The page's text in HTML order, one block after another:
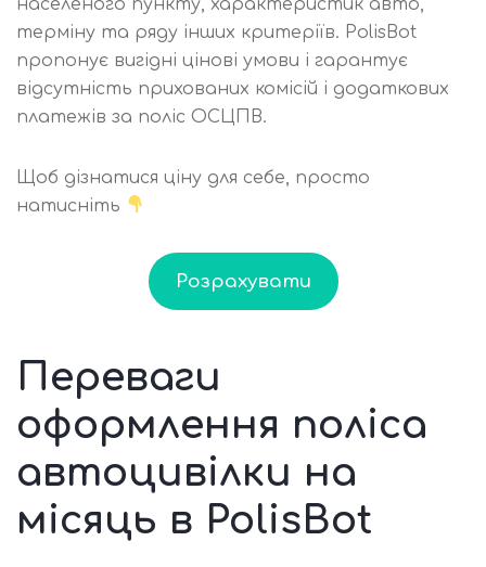
населеного пункту, характеристик авто,
терміну та ряду інших критеріїв. PolisBot
пропонує вигідні цінові умови і гарантує
відсутність прихованих комісій і додаткових
платежів за поліс ОСЦПВ.
Щоб дізнатися ціну для себе, просто
натисніть
Розрахувати
Переваги
оформлення поліса
автоцивілки на
місяць в PolisBot